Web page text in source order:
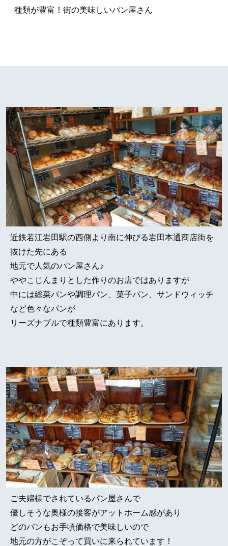
種類が豊富！街の美味しいパン屋さん
近鉄若江岩田駅の西側より南に伸びる岩田本通商店街を
抜けた先にある
地元で人気のパン屋さん♪
ややこじんまりとした作りのお店ではありますが
中には総菜パンや調理パン、菓子パン、サンドウィッチ
など色々なパンが
リーズナブルで種類豊富にあります。
ご夫婦様でされているパン屋さんで
優しそうな奥様の接客がアットホーム感があり
どのパンもお手頃価格で美味しいので
地元の方がこぞって買いに来られています！